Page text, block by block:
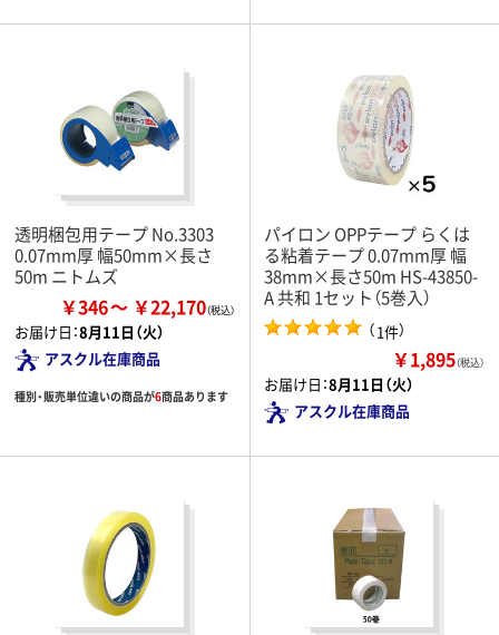
透明梱包用テープ No.3303
0.07mm厚 幅50mm×長さ
50m ニトムズ
￥346 ￥22,170
お届け日：8月11日（火）
アスクル在庫商品
種別・販売単位違いの商品が6商品あります
パイロン OPPテープ らくは
る粘着テープ 0.07mm厚 幅
38mm×長さ50m HS-43850-
A 共和 1セット（5巻入）
（1件）
￥1,895（税込）
お届け日：8月11日（火）
アスクル在庫商品